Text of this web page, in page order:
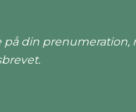
på din prenumeration,